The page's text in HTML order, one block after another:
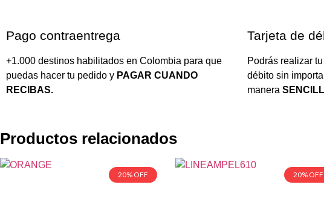
Pago contraentrega
+1.000 destinos habilitados en Colombia para que
puedas hacer tu pedido y PAGAR CUANDO
RECIBAS.
Tarjeta de
Podrás realizar
débito sin
manera
Productos relacionados
20% OFF 20% OFF